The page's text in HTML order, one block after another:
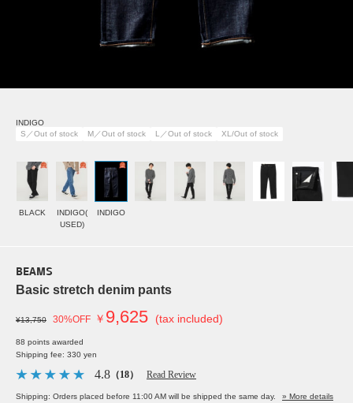
INDIGO
S／Out of stock
M／Out of stock L／Out of stock XL/Out of stock
BLACK
INDIGO(
USED)
INDIGO
BEAMS
Basic stretch denim pants
¥13,750 30%OFF ￥ 9,625 (tax included)
88 points awarded
Shipping fee: 330 yen
4.8 （18） Read Review
Shipping: Orders placed before 11:00 AM will be shipped the same day.
» More details